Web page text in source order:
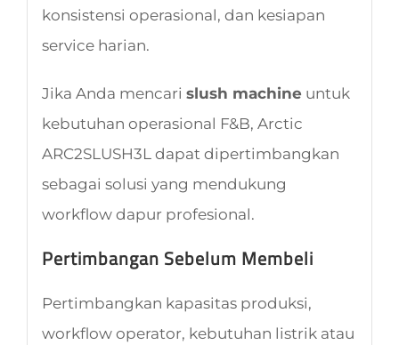
konsistensi operasional, dan kesiapan
service harian.
Jika Anda mencari slush machineuntuk
kebutuhan operasional F&B, Arctic
ARC2SLUSH3L dapat dipertimbangkan
sebagai solusi yang mendukung
workflow dapur profesional.
Pertimbangan Sebelum Membeli
Pertimbangkan kapasitas produksi,
workflow operator, kebutuhan listrik atau